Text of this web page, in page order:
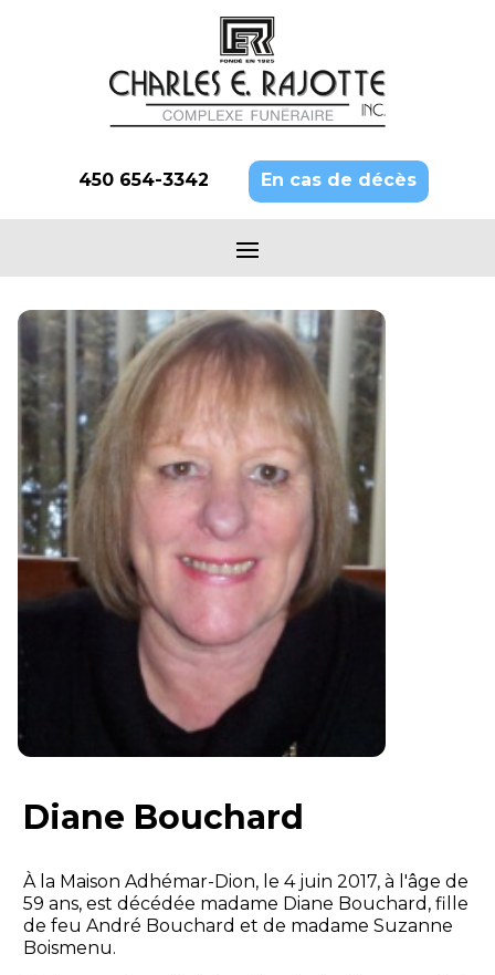
450 654-3342 En cas de décès
Diane Bouchard
À la Maison Adhémar-Dion, le 4 juin 2017, à l'âge de
59 ans, est décédée madame Diane Bouchard, fille
de feu André Bouchard et de madame Suzanne
Boismenu.